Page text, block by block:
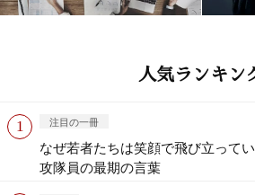
人気ランキン
注目の一冊
なぜ若者たちは笑顔で飛び立っ
攻隊員の最期の言葉